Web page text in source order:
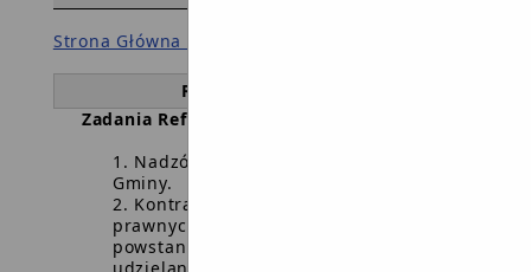
Strona Główna BIP Gminy
Referat Finansowy
Zadania Referatu Finansowego
Nadzór i kontrola realizacji budżetu
Gminy.
Kontrasygnowanie czynności
prawnych mogących spowodować
powstanie zobowiązań pieniężnych i